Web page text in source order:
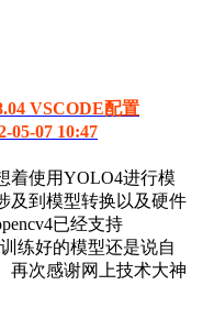
VSCODE配置
05-07 10:47
着使用YOLO4进行模
及到模型转换以及硬件
已经支持
练好的模型还是说自
再次感谢网上技术大神